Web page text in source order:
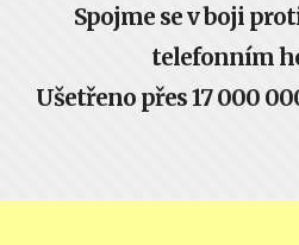
Spojme se v boji
telefonním
Ušetřeno přes 17 000